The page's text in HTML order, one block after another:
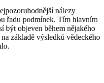
nálezy
řadu podmínek. Tím hlavním
být objeven během nějakého
základě výsledků vědeckého